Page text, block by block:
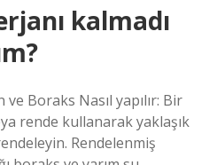
kalmadı
ve Boraks Nasıl yapılır: Bir
rende kullanarak yaklaşık
Rendelenmiş